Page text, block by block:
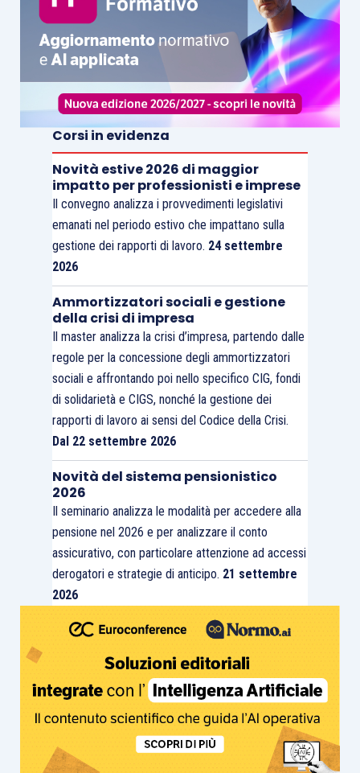
Corsi in evidenza
Novità estive 2026 di maggior
impatto per professionisti e imprese
Il convegno analizza i provvedimenti legislativi
emanati nel periodo estivo che impattano sulla
gestione dei rapporti di lavoro. 24 settembre
2026
Ammortizzatori sociali e gestione
della crisi di impresa
Il master analizza la crisi d’impresa, partendo dalle
regole per la concessione degli ammortizzatori
sociali e affrontando poi nello specifico CIG, fondi
di solidarietà e CIGS, nonché la gestione dei
rapporti di lavoro ai sensi del Codice della Crisi.
Dal 22 settembre 2026
Novità del sistema pensionistico
2026
Il seminario analizza le modalità per accedere alla
pensione nel 2026 e per analizzare il conto
assicurativo, con particolare attenzione ad accessi
derogatori e strategie di anticipo. 21 settembre
2026